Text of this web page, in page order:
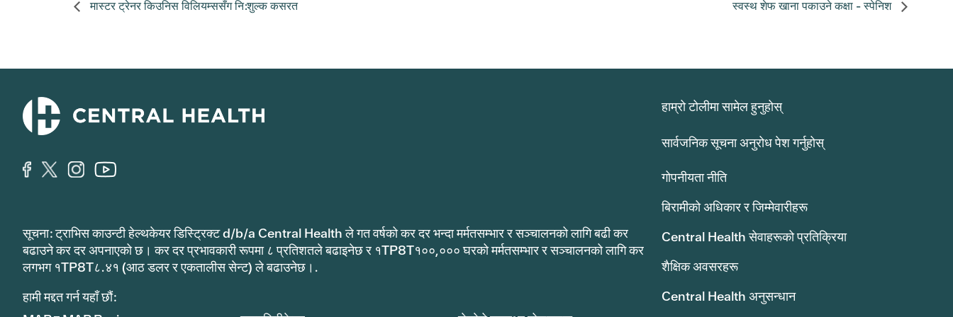
मास्टर ट्रेनर किउनिस विलियम्ससँग नि:शुल्क कसरत स्वस्थ शेफ खाना पकाउने कक्षा - स्पेनिश
सूचना: ट्राभिस काउन्टी हेल्थकेयर डिस्ट्रिक्ट d/b/a Central Health ले गत वर्षको कर दर भन्दा मर्मतसम्भार र सञ्चालनको लागि बढी कर
बढाउने कर दर अपनाएको छ। कर दर प्रभावकारी रूपमा ८ प्रतिशतले बढाइनेछ र १TP8T१००,००० घरको मर्मतसम्भार र सञ्चालनको लागि कर
लगभग १TP8T८.४१ (आठ डलर र एकतालीस सेन्ट) ले बढाउनेछ।.
हामी मद्दत गर्न यहाँ छौं:
हाम्रो टोलीमा सामेल हुनुहोस्
सार्वजनिक सूचना अनुरोध पेश गर्नुहोस्
गोपनीयता नीति
बिरामीको अधिकार र जिम्मेवारीहरू
Central Health सेवाहरूको प्रतिक्रिया
शैक्षिक अवसरहरू
Central Health अनुसन्धान